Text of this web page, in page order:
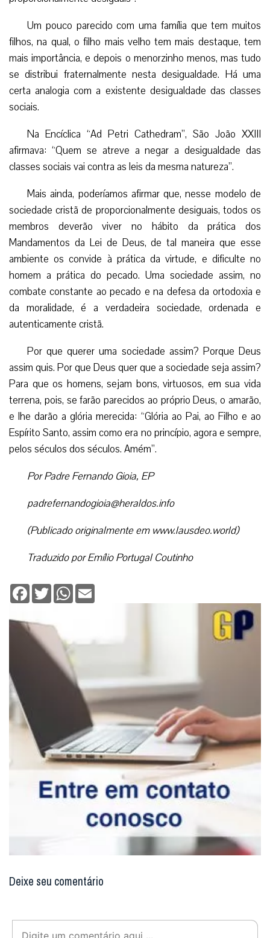
Um pouco parecido com uma família que tem muitos
filhos, na qual, o filho mais velho tem mais destaque, tem
mais importância, e depois o menorzinho menos, mas tudo
se distribui fraternalmente nesta desigualdade. Há uma
certa analogia com a existente desigualdade das classes
sociais.
Na Encíclica “Ad Petri Cathedram”, São João XXIII
afirmava: “Quem se atreve a negar a desigualdade das
classes sociais vai contra as leis da mesma natureza”.
Mais ainda, poderíamos afirmar que, nesse modelo de
sociedade cristã de proporcionalmente desiguais, todos os
membros deverão viver no hábito da prática dos
Mandamentos da Lei de Deus, de tal maneira que esse
ambiente os convide à prática da virtude, e dificulte no
homem a prática do pecado. Uma sociedade assim, no
combate constante ao pecado e na defesa da ortodoxia e
da moralidade, é a verdadeira sociedade, ordenada e
autenticamente cristã.
Por que querer uma sociedade assim? Porque Deus
assim quis. Por que Deus quer que a sociedade seja assim?
Para que os homens, sejam bons, virtuosos, em sua vida
terrena, pois, se farão parecidos ao próprio Deus, o amarão,
e lhe darão a glória merecida: “Glória ao Pai, ao Filho e ao
Espírito Santo, assim como era no princípio, agora e sempre,
pelos séculos dos séculos. Amém”.
Por Padre Fernando Gioia, EP
padrefernandogioia@heraldos.info
(Publicado originalmente em www.lausdeo.world)
Traduzido por Emílio Portugal Coutinho
Facebook
TwitterWhatsApp
Deixe seu comentário